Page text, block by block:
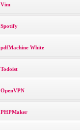
Vim
Spotify
pdfMachine White
Todoist
OpenVPN
PHPMaker